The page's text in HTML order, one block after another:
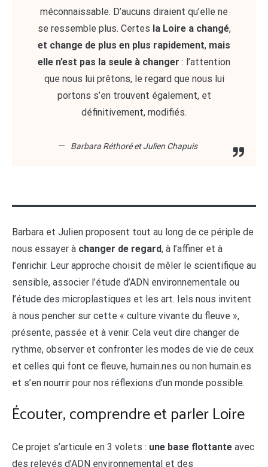
méconnaissable. D’aucuns diraient qu’elle ne
se ressemble plus. Certes la Loire a changé,
et change de plus en plus rapidement, mais
elle n’est pas la seule à changer : l’attention
que nous lui prêtons, le regard que nous lui
portons s’en trouvent également, et
définitivement, modifiés.
Barbara Réthoré et Julien Chapuis
Barbara et Julien proposent tout au long de ce périple de
nous essayer à changer de regard, à l’affiner et à
l’enrichir. Leur approche choisit de mêler le scientifique au
sensible, associer l’étude d’ADN environnementale ou
l’étude des microplastiques et les art. Iels nous invitent
à nous pencher sur cette « culture vivante du fleuve »,
présente, passée et à venir. Cela veut dire changer de
rythme, observer et confronter les modes de vie de ceux
et celles qui font ce fleuve, humain.nes ou non humain.es
et s’en nourrir pour nos réflexions d’un monde possible.
Écouter, comprendre et parler Loire
Ce projet s’articule en 3 volets : une base flottante avec
des relevés d’ADN environnemental et des